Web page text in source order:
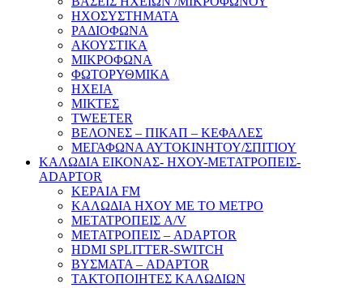
ΗΧΟΣΥΣΤΗΜΑΤΑ
ΡΑΔΙΟΦΩΝΑ
ΑΚΟΥΣΤΙΚΑ
ΜΙΚΡΟΦΩΝΑ
ΦΩΤΟΡΥΘΜΙΚΑ
ΗΧΕΙΑ
ΜΙΚΤΕΣ
TWEETER
ΒΕΛΟΝΕΣ – ΠΙΚΑΠ – ΚΕΦΑΛΕΣ
ΜΕΓΑΦΩΝΑ ΑΥΤΟΚΙΝΗΤΟΥ/ΣΠΙΤΙΟΥ
ΚΑΛΩΔΙΑ ΕΙΚΟΝΑΣ- ΗΧΟΥ-ΜΕΤΑΤΡΟΠΕΙΣ-
ADAPTOR
ΚΕΡΑΙΑ FM
ΚΑΛΩΔΙΑ ΗΧΟΥ ΜΕ ΤΟ ΜΕΤΡΟ
ΜΕΤΑΤΡΟΠΕΙΣ A/V
ΜΕΤΑΤΡΟΠΕΙΣ – ADAPTOR
HDMI SPLITTER-SWITCH
ΒΥΣΜΑΤΑ – ADAPTOR
ΤΑΚΤΟΠΟΙΗΤΕΣ ΚΑΛΩΔΙΩΝ